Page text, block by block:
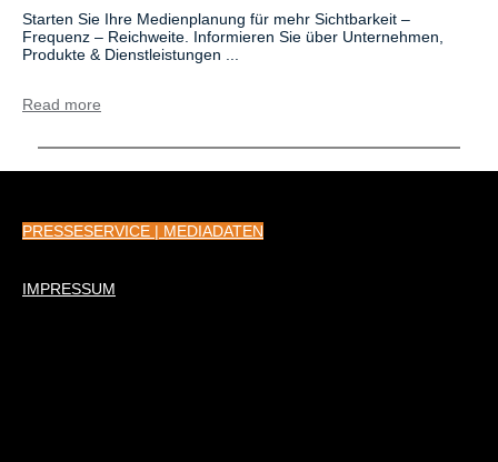
Starten Sie Ihre Medienplanung für mehr Sichtbarkeit –
Frequenz – Reichweite. Informieren Sie über Unternehmen,
Produkte & Dienstleistungen ...
Read more
PRESSESERVICE | MEDIADATEN
IMPRESSUM